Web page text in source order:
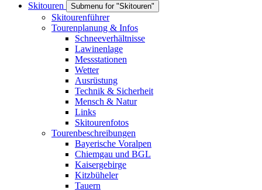
Skitouren
Submenu for "Skitouren"
Skitourenführer
Tourenplanung & Infos
Schneeverhältnisse
Lawinenlage
Messstationen
Wetter
Ausrüstung
Technik & Sicherheit
Mensch & Natur
Links
Skitourenfotos
Tourenbeschreibungen
Bayerische Voralpen
Chiemgau und BGL
Kaisergebirge
Kitzbüheler
Tauern